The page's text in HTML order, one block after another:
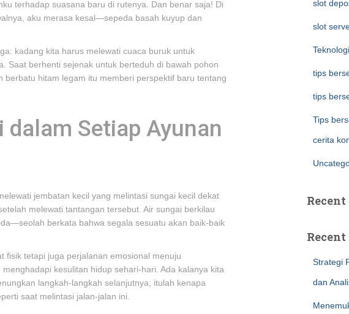
terhadap suasana baru di rutenya. Dan benar saja! Di
aku merasa kesal—sepeda basah kuyup dan
kadang kita harus melewati cuaca buruk untuk
Saat berhenti sejenak untuk berteduh di bawah pohon
hitam legam itu memberi perspektif baru tentang
Setiap Ayunan
jembatan kecil yang melintasi sungai kecil dekat
melewati tantangan tersebut. Air sungai berkilau
berkata bahwa segala sesuatu akan baik-baik
fisik tetapi juga perjalanan emosional menuju
kesulitan hidup sehari-hari. Ada kalanya kita
langkah-langkah selanjutnya; itulah kenapa
saat melintasi jalan-jalan ini.
slot
slot
Teknologi
tips
tips
Tips
cerita
Recent
Strategi
dan